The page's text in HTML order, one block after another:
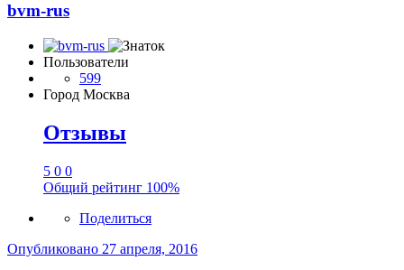
bvm-rus
Пользователи
599
Город Москва
Отзывы
5 0 0
Общий рейтинг 100%
Поделиться
Опубликовано 27 апреля, 2016